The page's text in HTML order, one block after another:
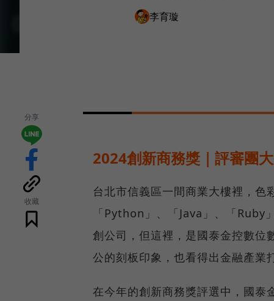
李育璇
分享
收藏
2024創新商務獎｜評審團
台北市信義區一間商業大樓裡，色
「Python」、「Java」、「Ruby
創公司，但這裡，是國泰金控數位
公的刻板印象，也看得出金融產業
在今年的創新商務獎評選中，國泰